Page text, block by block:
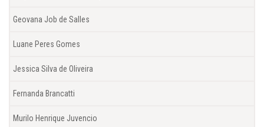
Geovana Job de Salles
Luane Peres Gomes
Jessica Silva de Oliveira
Fernanda Brancatti
Murilo Henrique Juvencio